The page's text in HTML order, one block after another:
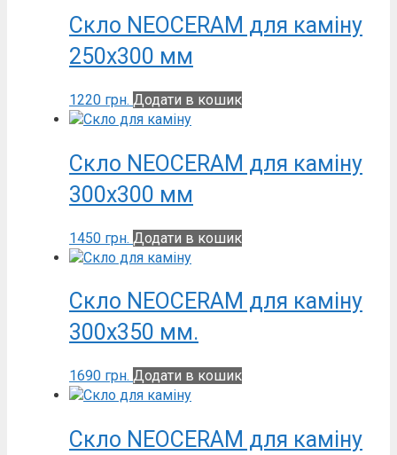
Скло NEOCERAM для каміну
250х300 мм
1220 грн. Додати в кошик
Скло NEOCERAM для каміну
300х300 мм
1450 грн. Додати в кошик
Скло NEOCERAM для каміну
300х350 мм.
1690 грн. Додати в кошик
Скло NEOCERAM для каміну